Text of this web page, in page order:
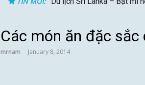
Các món ăn đặc sắc
mrnam January 8, 2014